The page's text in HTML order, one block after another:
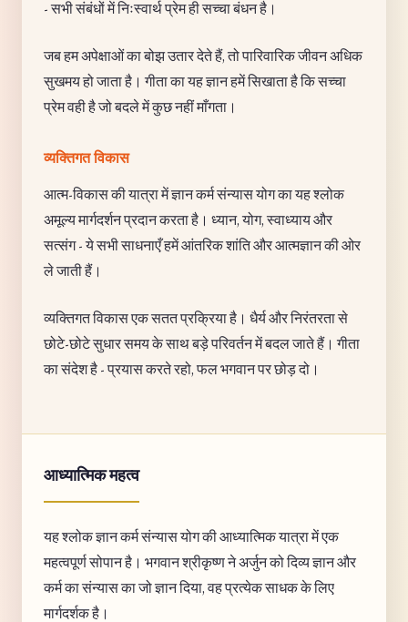
- सभी संबंधों में निःस्वार्थ प्रेम ही सच्चा बंधन है।
जब हम अपेक्षाओं का बोझ उतार देते हैं, तो पारिवारिक जीवन अधिक
सुखमय हो जाता है। गीता का यह ज्ञान हमें सिखाता है कि सच्चा
प्रेम वही है जो बदले में कुछ नहीं माँगता।
व्यक्तिगत विकास
आत्म-विकास की यात्रा में ज्ञान कर्म संन्यास योग का यह श्लोक
अमूल्य मार्गदर्शन प्रदान करता है। ध्यान, योग, स्वाध्याय और
सत्संग - ये सभी साधनाएँ हमें आंतरिक शांति और आत्मज्ञान की ओर
ले जाती हैं।
व्यक्तिगत विकास एक सतत प्रक्रिया है। धैर्य और निरंतरता से
छोटे-छोटे सुधार समय के साथ बड़े परिवर्तन में बदल जाते हैं। गीता
का संदेश है - प्रयास करते रहो, फल भगवान पर छोड़ दो।
आध्यात्मिक महत्व
यह श्लोक ज्ञान कर्म संन्यास योग की आध्यात्मिक यात्रा में एक
महत्वपूर्ण सोपान है। भगवान श्रीकृष्ण ने अर्जुन को दिव्य ज्ञान और
कर्म का संन्यास का जो ज्ञान दिया, वह प्रत्येक साधक के लिए
मार्गदर्शक है।